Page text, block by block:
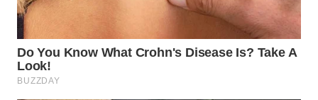
WN
WN
CIREBON